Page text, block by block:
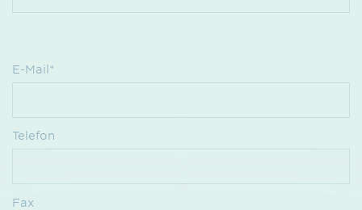
E-Mail*
Telefon
Fax